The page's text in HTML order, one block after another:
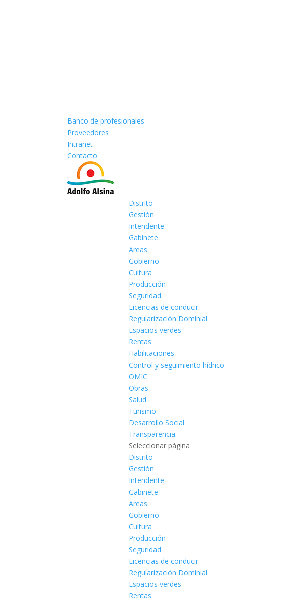
Banco de profesionales
Proveedores
Intranet
Contacto
Distrito
Gestión
Intendente
Gabinete
Areas
Gobierno
Cultura
Producción
Seguridad
Licencias de conducir
Regularización Dominial
Espacios verdes
Rentas
Habilitaciones
Control y seguimiento hídrico
OMIC
Obras
Salud
Turismo
Desarrollo Social
Transparencia
Seleccionar página
Distrito
Gestión
Intendente
Gabinete
Areas
Gobierno
Cultura
Producción
Seguridad
Licencias de conducir
Regularización Dominial
Espacios verdes
Rentas